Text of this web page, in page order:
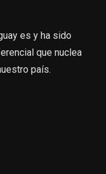
es y ha sido
que nuclea
país.